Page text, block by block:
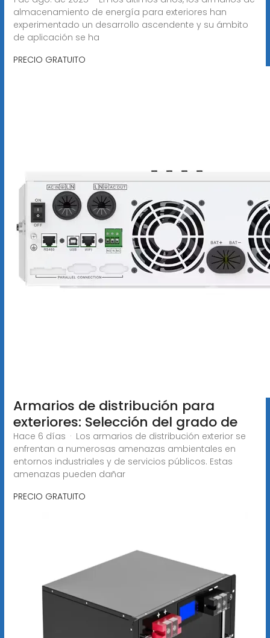
almacenamiento de energía para exteriores han
experimentado un desarrollo ascendente y su ámbito
de aplicación se ha
PRECIO GRATUITO
Armarios de distribución para
exteriores: Selección del grado de
Hace 6 días · Los armarios de distribución exterior se
enfrentan a numerosas amenazas ambientales en
entornos industriales y de servicios públicos. Estas
amenazas pueden dañar
PRECIO GRATUITO